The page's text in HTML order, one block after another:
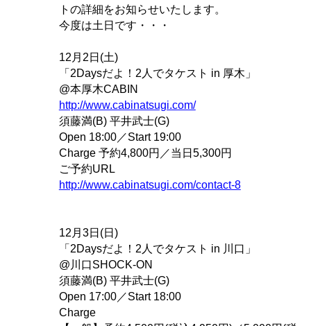
トの詳細をお知らせいたします。
今度は土日です・・・
12月2日(土)
「2Daysだよ！2人でタケスト in 厚木」
@本厚木CABIN
http://www.cabinatsugi.com/
須藤満(B) 平井武士(G)
Open 18:00／Start 19:00
Charge 予約4,800円／当日5,300円
ご予約URL
http://www.cabinatsugi.com/contact-8
12月3日(日)
「2Daysだよ！2人でタケスト in 川口」
@川口SHOCK-ON
須藤満(B) 平井武士(G)
Open 17:00／Start 18:00
Charge